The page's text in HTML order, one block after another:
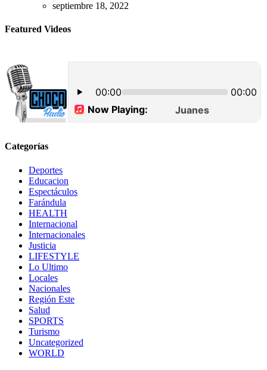
septiembre 18, 2022
Featured Videos
Categorías
Deportes
Educacion
Espectáculos
Farándula
HEALTH
Internacional
Internacionales
Justicia
LIFESTYLE
Lo Ultimo
Locales
Nacionales
Región Este
Salud
SPORTS
Turismo
Uncategorized
WORLD